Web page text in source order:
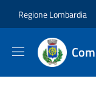
Regione Lombardia